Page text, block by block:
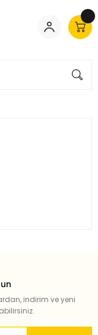
indirim ve yeni